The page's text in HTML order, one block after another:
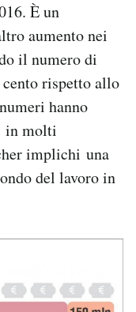
È un
aumento nei
il numero di
rispetto allo
hanno
in molti
implichi una
del lavoro in